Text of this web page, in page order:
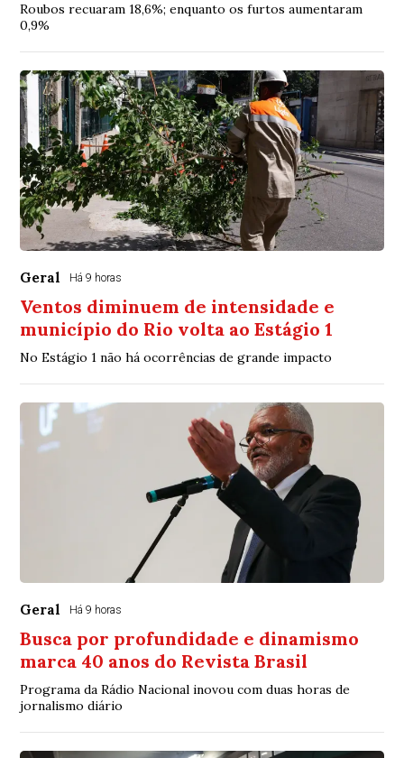
Roubos recuaram 18,6%; enquanto os furtos aumentaram
0,9%
Geral Há 9 horas
Ventos diminuem de intensidade e
município do Rio volta ao Estágio 1
No Estágio 1 não há ocorrências de grande impacto
Geral Há 9 horas
Busca por profundidade e dinamismo
marca 40 anos do Revista Brasil
Programa da Rádio Nacional inovou com duas horas de
jornalismo diário